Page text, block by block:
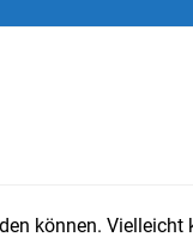
können. Vielleicht